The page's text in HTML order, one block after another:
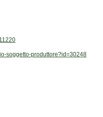
soggetto-produttore?id=30248